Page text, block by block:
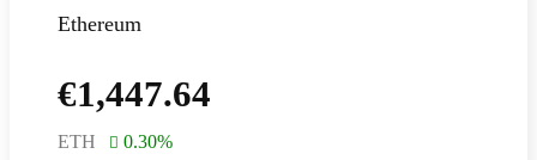
Ethereum
€1,447.64
ETH 0.30%